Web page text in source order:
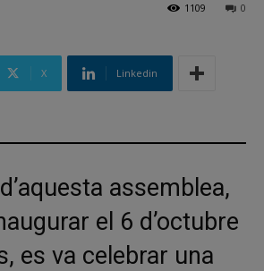
0
1109
X Linkedin
assemblea,
el 6 d’octubre
es va celebrar una